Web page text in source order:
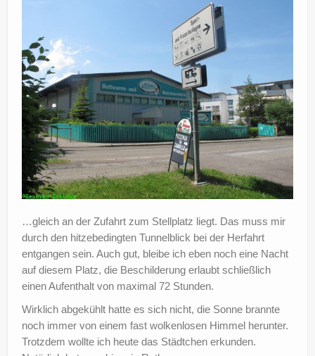
…gleich an der Zufahrt zum Stellplatz liegt. Das muss mir
durch den hitzebedingten Tunnelblick bei der Herfahrt
entgangen sein. Auch gut, bleibe ich eben noch eine Nacht
auf diesem Platz, die Beschilderung erlaubt schließlich
einen Aufenthalt von maximal 72 Stunden.
Wirklich abgekühlt hatte es sich nicht, die Sonne brannte
noch immer von einem fast wolkenlosen Himmel herunter.
Trotzdem wollte ich heute das Städtchen erkunden.